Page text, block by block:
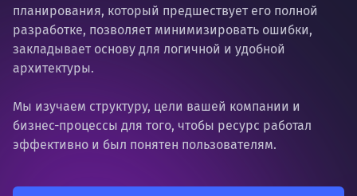
планирования, который предшествует его полной
разработке, позволяет минимизировать ошибки,
закладывает основу для логичной и удобной
архитектуры.
Мы изучаем структуру, цели вашей компании и
бизнес-процессы для того, чтобы ресурс работал
эффективно и был понятен пользователям.